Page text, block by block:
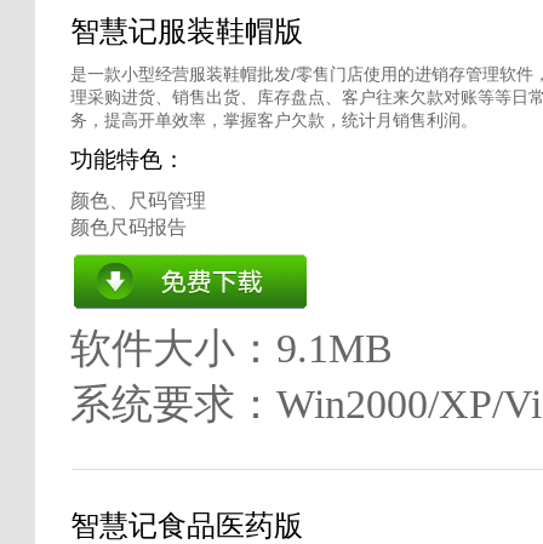
智慧记服装鞋帽版
是一款小型经营服装鞋帽批发/零售门店使用的进销存管理软件
理采购进货、销售出货、库存盘点、客户往来欠款对账等等日
务，提高开单效率，掌握客户欠款，统计月销售利润。
功能特色：
颜色、尺码管理
颜色尺码报告
软件大小：9.1MB
系统要求：Win2000/XP/
智慧记食品医药版